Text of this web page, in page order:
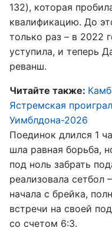
132), которая
квалификацию. До
только раз – в 2022
уступила, и теперь
реванш.
Читайте также:
Ястремская
Уимблдона-2026
Поединок длился 1
шла равная борьба,
под ноль забрать
реализовала сетбол
начала с брейка,
встречи на своей
со счетом 6:3.